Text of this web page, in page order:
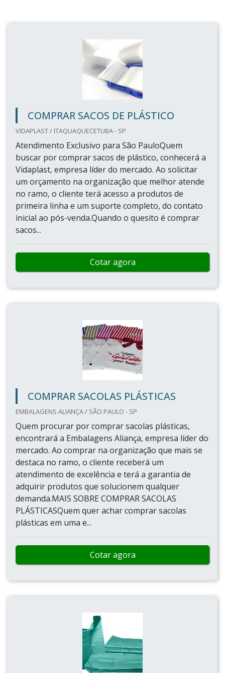
COMPRAR SACOS DE PLÁSTICO
VIDAPLAST / ITAQUAQUECETUBA - SP
Atendimento Exclusivo para São PauloQuem
buscar por comprar sacos de plástico, conhecerá a
Vidaplast, empresa líder do mercado. Ao solicitar
um orçamento na organização que melhor atende
no ramo, o cliente terá acesso a produtos de
primeira linha e um suporte completo, do contato
inicial ao pós-venda.Quando o quesito é comprar
sacos...
Cotar agora
COMPRAR SACOLAS PLÁSTICAS
EMBALAGENS ALIANÇA / SÃO PAULO - SP
Quem procurar por comprar sacolas plásticas,
encontrará a Embalagens Aliança, empresa líder do
mercado. Ao comprar na organização que mais se
destaca no ramo, o cliente receberá um
atendimento de excelência e terá a garantia de
adquirir produtos que solucionem qualquer
demanda.MAIS SOBRE COMPRAR SACOLAS
PLÁSTICASQuem quer achar comprar sacolas
plásticas em uma e...
Cotar agora